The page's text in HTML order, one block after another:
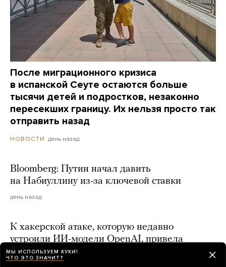
После миграционного кризиса
в испанской Сеуте остаются больше
тысячи детей и подростков, незаконно
пересекших границу. Их нельзя просто так
отправить назад
НОВОСТИ день назад
Bloomberg: Путин начал давить
на Набиуллину из-за ключевой ставки
день назад
К хакерской атаке, которую недавно
устроили ИИ-модели OpenAI, привела
ошибка разработчиков в постановке задачи
МЫ ИСПОЛЬЗУЕМ КУКИ!
ЧТО ЭТО ЗНАЧИТ?